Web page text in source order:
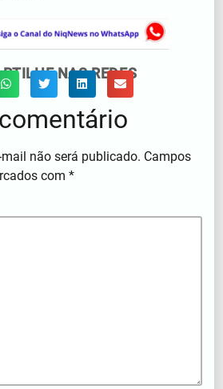
NAS REDES
mail não será publicado. Campos
com*